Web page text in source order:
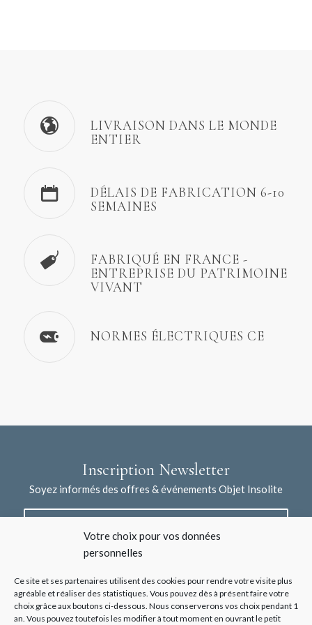
Votre choix pour vos données
personnelles
Ce site et ses partenaires utilisent des cookies pour rendre votre visite plus
agréable et réaliser des statistiques. Vous pouvez dès à présent faire votre
choix grâce aux boutons ci-dessous. Nous conserverons vos choix pendant 1
an. Vous pouvez toutefois les modifier à tout moment en ouvrant le petit
LIVRAISON DANS LE MONDE
ENTIER
DÉLAIS DE FABRICATION 6-10
SEMAINES
FABRIQUÉ EN FRANCE -
ENTREPRISE DU PATRIMOINE
VIVANT
NORMES ÉLECTRIQUES CE
Inscription Newsletter
Soyez informés des offres & événements Objet Insolite
J'accepte la collecte de mes données à l'aide de ce formulaire /
*